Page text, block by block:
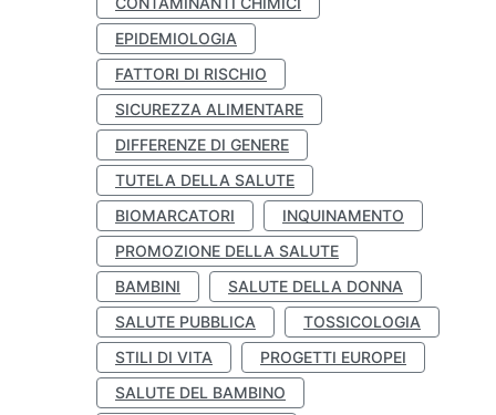
EPIDEMIOLOGIA
FATTORI DI RISCHIO
SICUREZZA ALIMENTARE
DIFFERENZE DI GENERE
TUTELA DELLA SALUTE
BIOMARCATORI
INQUINAMENTO
PROMOZIONE DELLA SALUTE
BAMBINI
SALUTE DELLA DONNA
SALUTE PUBBLICA
TOSSICOLOGIA
STILI DI VITA
PROGETTI EUROPEI
SALUTE DEL BAMBINO